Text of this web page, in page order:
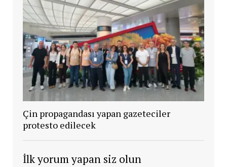
Çin propagandası yapan gazeteciler
protesto edilecek
İlk yorum yapan siz olun